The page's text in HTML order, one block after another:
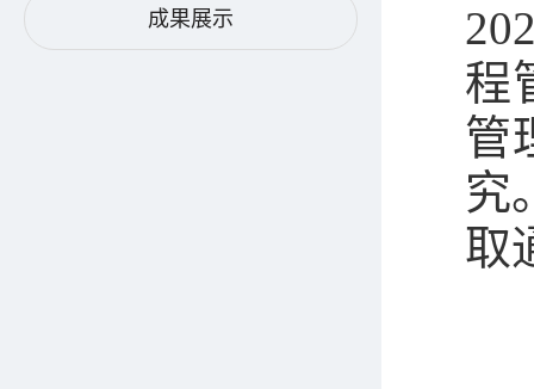
成果展示
程
管
究
取